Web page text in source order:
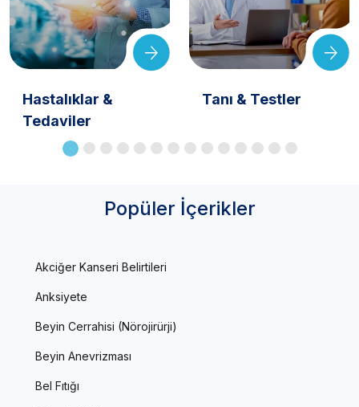
Hastalıklar &
Tedaviler
Tanı & Testler
Popüler İçerikler
Akciğer Kanseri Belirtileri
Anksiyete
Beyin Cerrahisi (Nörojirürji)
Beyin Anevrizması
Bel Fıtığı